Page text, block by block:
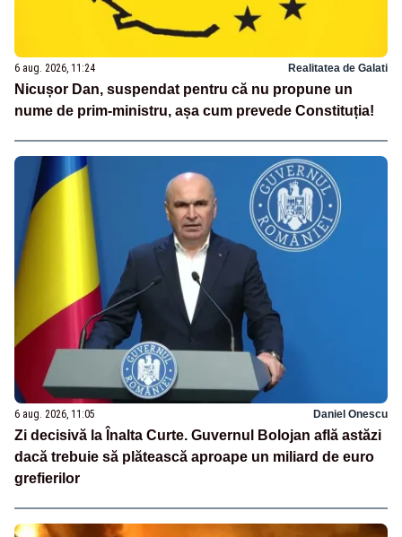
6 aug. 2026, 11:24 Realitatea de Galati
Nicușor Dan, suspendat pentru că nu propune un
nume de prim-ministru, așa cum prevede Constituția!
6 aug. 2026, 11:05 Daniel Onescu
Zi decisivă la Înalta Curte. Guvernul Bolojan află astăzi
dacă trebuie să plătească aproape un miliard de euro
grefierilor